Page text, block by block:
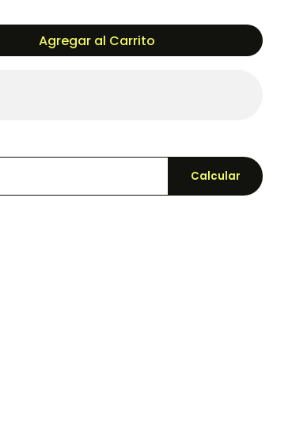
Agregar al Carrito
Calcular